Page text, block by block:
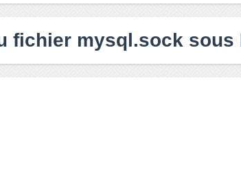
fichier mysql.sock sous